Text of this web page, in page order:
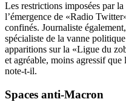
Les restrictions imposées par
l’émergence de «Radio
confinés. Journaliste
spécialiste de la vanne
apparitions sur la «Ligue du
et agréable, moins agressif que
note-t-il.
Spaces anti-Macron